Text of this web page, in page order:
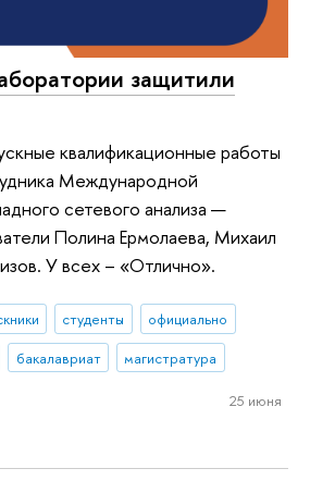
защитили
квалификационные работы
Международной
сетевого анализа —
Полина Ермолаева, Михаил
У всех – «Отлично».
студенты
официально
бакалавриат магистратура
25 июня